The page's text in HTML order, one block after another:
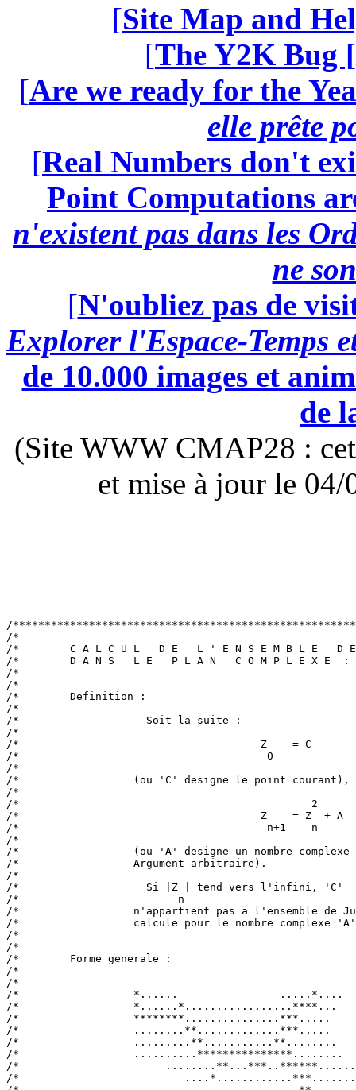
[Site Map and
[The Y2K Bug [
[Are we ready for the
elle prête
[Real Numbers don't
Point Computations
n'existent pas dans les
ne
[N'oubliez pas de
Explorer l'Espace-Temps
de 10.000 images et
de
(Site WWW CMAP28 :
et mise à jour le
/
/*
/*        C A L C U L   D E   L ' E N S E M B L E
/*        D A N S   L E   P L A N   C O M
/*
/*
/*        Definition :
/*
/*                    Soit la suite :
/*
/*                                      Z    = C
/*                                       0
/*
/*                  (ou 'C' designe le point
/*
/*                                              2
/*                                      Z    = Z
/*                                       n+1    n
/*
/*                  (ou 'A' designe un nombre
/*                  Argument arbitraire).
/*
/*                    Si |Z | tend vers
/*                         n
/*                  n'appartient pas a
/*                  calcule pour le nombre
/*
/*
/*        Forme generale :
/*
/*
/*                  *......
/*
/*
/*                  ........**.............***.....
/*                  .........**...........**........
/*
/*
/*